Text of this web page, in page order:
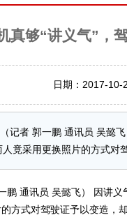
真够“讲义气”，
日期：2017-10-
记者 郭一鹏 通讯员 吴懿
竟采用更换照片的方式对
鹏 通讯员 吴懿飞） 因讲
方式对驾驶证予以变造，